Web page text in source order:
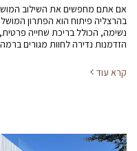
אם אתם מחפשים את השילוב המושלם
בהרצליה פיתוח הוא הפתרון המושלם
נשימה, הכולל בריכת שחייה פרטית,
הזדמנות נדירה לחוות מגורים ברמה
קרא עוד